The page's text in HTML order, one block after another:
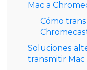
Mac a
Cómo
Soluciones
transmitir Mac